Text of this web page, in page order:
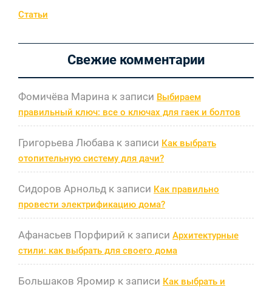
Статьи
Свежие комментарии
Фомичёва Марина к записи Выбираем
правильный ключ: все о ключах для гаек и болтов
Григорьева Любава к записи Как выбрать
отопительную систему для дачи?
Сидоров Арнольд к записи Как правильно
провести электрификацию дома?
Афанасьев Порфирий к записи Архитектурные
стили: как выбрать для своего дома
Большаков Яромир к записи Как выбрать и